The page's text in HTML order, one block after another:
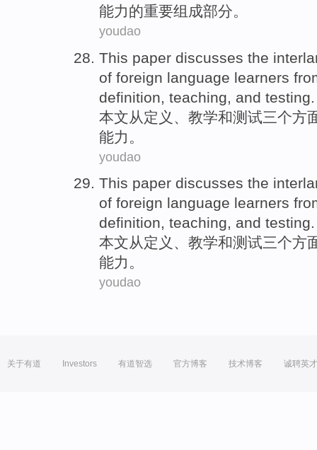
能力的重要组成部分。
youdao
This paper discusses the
of foreign language learners
definition teaching and testing
本文从定义 教学和测试三个方
能力 。
youdao
This paper discusses the
of foreign language learners
definition, teaching, and testing.
本文从定义 、 教学和测试三个方
能力 。
youdao
关于有道 Investors 有道智选 官方博客 技术博客 诚聘英才